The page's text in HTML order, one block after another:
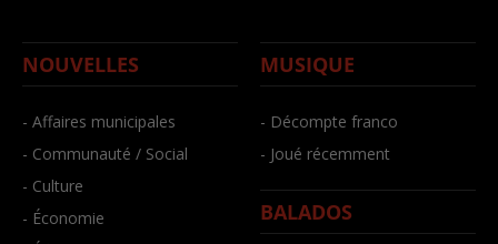
NOUVELLES
- Affaires municipales
- Communauté / Social
- Culture
- Économie
MUSIQUE
- Décompte franco
- Joué récemment
BALADOS